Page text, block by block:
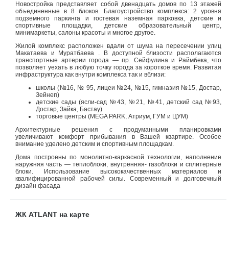
Новостройка представляет собой двенадцать домов по 13 этажей
объединенные в 8 блоков. Благоустройство комплекса: 2 уровня
подземного паркинга и гостевая наземная парковка, детские и
спортивные площадки, детские образовательный центр,
минимаркеты, салоны красоты и многое другое.
Жилой комплекс расположен вдали от шума на пересечении улиц
Макатаева и Муратбаева . В доступной близости располагаются
транспортные артерии города — пр. Сейфулина и Раймбека, что
позволяет уехать в любую точку города за короткое время. Развитая
инфраструктура как внутри комплекса так и вблизи:
школы (№16, № 95, лицеи №24, №15, гимназия №15, Достар,
Зейнеп)
детские сады (ясли-сад №43, №21, №41, детский сад №93,
Достар, Зайка, Бастау)
торговые центры (MEGA PARK, Атриум, ГУМ и ЦУМ)
Архитектурные решения с продуманными планировками
увеличивают комфорт прибывания в Вашей квартире. Особое
внимание уделено детским и спортивным площадкам.
Дома построены по монолитно-каркасной технологии, наполнение
наружняя часть — теплоблоки, внутренняя- газоблоки и сплитерные
блоки. Использование высококачественных материалов и
квалифицированной рабочей силы. Современный и долговечный
дизайн фасада
ЖК ATLANT на карте